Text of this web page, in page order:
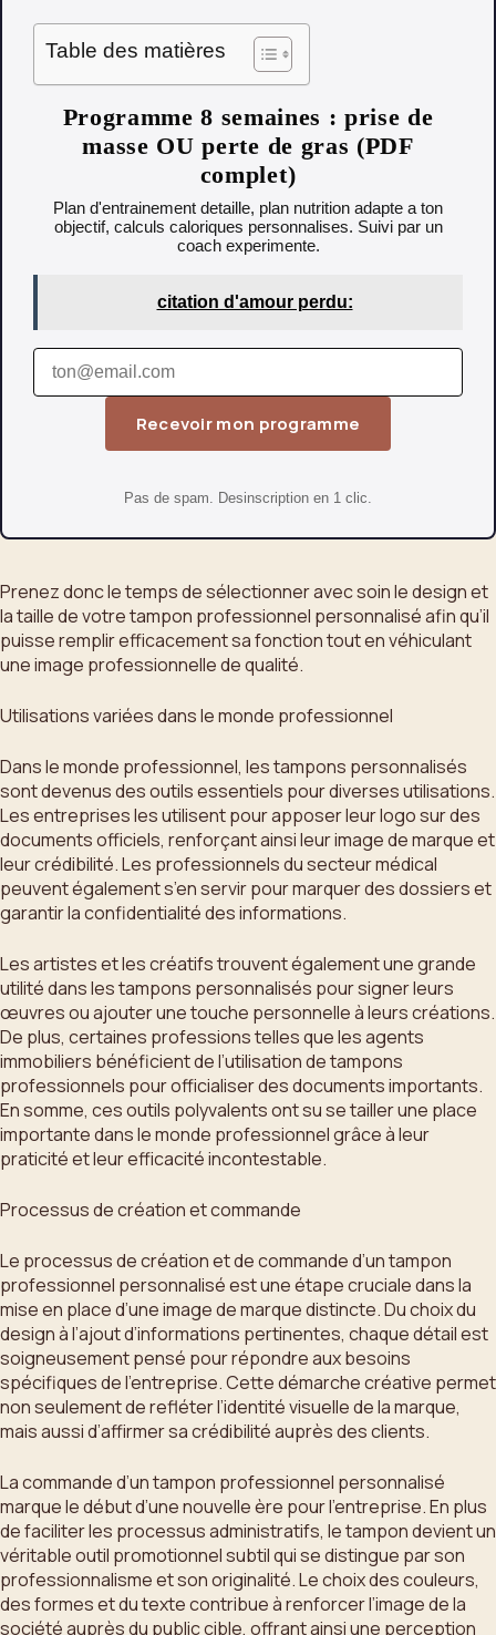
Table des matières
Programme 8 semaines : prise de
masse OU perte de gras (PDF
complet)
Plan d'entrainement detaille, plan nutrition adapte a ton
objectif, calculs caloriques personnalises. Suivi par un
coach experimente.
citation d'amour perdu:
Recevoir mon programme
Pas de spam. Desinscription en 1 clic.
Prenez donc le temps de sélectionner avec soin le design et
la taille de votre tampon professionnel personnalisé afin qu’il
puisse remplir efficacement sa fonction tout en véhiculant
une image professionnelle de qualité.
Utilisations variées dans le monde professionnel
Dans le monde professionnel, les tampons personnalisés
sont devenus des outils essentiels pour diverses utilisations.
Les entreprises les utilisent pour apposer leur logo sur des
documents officiels, renforçant ainsi leur image de marque et
leur crédibilité. Les professionnels du secteur médical
peuvent également s’en servir pour marquer des dossiers et
garantir la confidentialité des informations.
Les artistes et les créatifs trouvent également une grande
utilité dans les tampons personnalisés pour signer leurs
œuvres ou ajouter une touche personnelle à leurs créations.
De plus, certaines professions telles que les agents
immobiliers bénéficient de l’utilisation de tampons
professionnels pour officialiser des documents importants.
En somme, ces outils polyvalents ont su se tailler une place
importante dans le monde professionnel grâce à leur
praticité et leur efficacité incontestable.
Processus de création et commande
Le processus de création et de commande d’un tampon
professionnel personnalisé est une étape cruciale dans la
mise en place d’une image de marque distincte. Du choix du
design à l’ajout d’informations pertinentes, chaque détail est
soigneusement pensé pour répondre aux besoins
spécifiques de l’entreprise. Cette démarche créative permet
non seulement de refléter l’identité visuelle de la marque,
mais aussi d’affirmer sa crédibilité auprès des clients.
La commande d’un tampon professionnel personnalisé
marque le début d’une nouvelle ère pour l’entreprise. En plus
de faciliter les processus administratifs, le tampon devient un
véritable outil promotionnel subtil qui se distingue par son
professionnalisme et son originalité. Le choix des couleurs,
des formes et du texte contribue à renforcer l’image de la
société auprès du public cible, offrant ainsi une perception